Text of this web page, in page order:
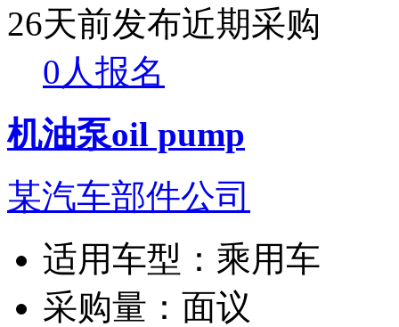
26天前发布近期采购
0人报名
机油泵oil pump
某汽车部件公司
适用车型： 乘用车
采购量： 面议